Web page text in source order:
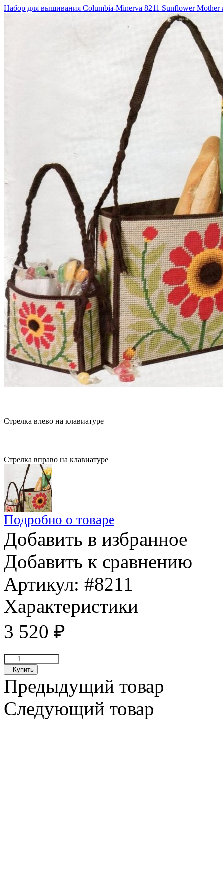
Набор для вышивания Columbia-Minerva 8211 Sunflower
Стрелка влево на клавиатуре
Стрелка вправо на клавиатуре
Подробно о товаре
Добавить в избранное
Добавить к сравнению
Артикул: #8211
Характеристики
3 520 ₽
Купить
Предыдущий товар
Следующий товар